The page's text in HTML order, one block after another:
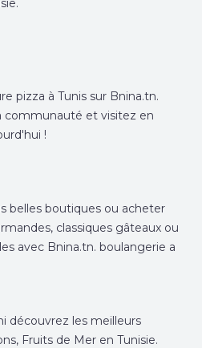
pizza à Tunis sur Bnina.tn.
communauté et visitez en
!
belles boutiques ou acheter
classiques gâteaux ou
avec Bnina.tn. boulangerie a
.
découvrez les meilleurs
Fruits de Mer en Tunisie.